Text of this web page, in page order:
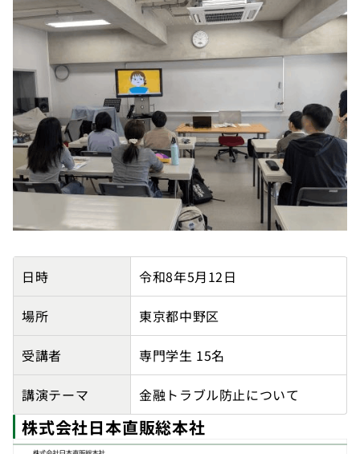
【東京都主催】専門学校東京アナウンス学院の講師派遣
日時 令和8年5月12日
場所 東京都中野区
受講者 専門学生 15名
講演テーマ 金融トラブル防止について
株式会社日本直販総本社